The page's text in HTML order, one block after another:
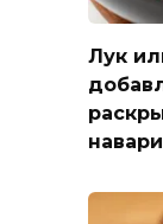
Лук